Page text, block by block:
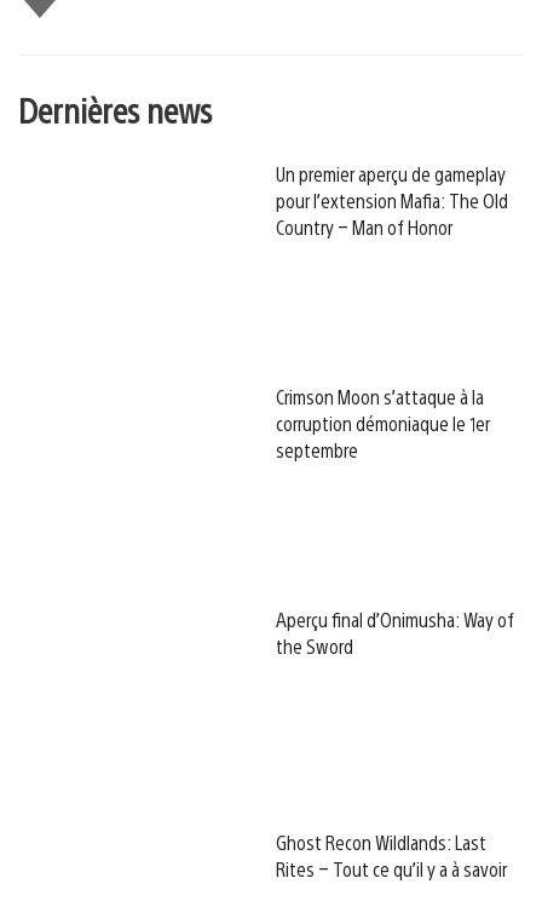
Dernières news
Un premier aperçu de gameplay
pour l’extension Mafia: The Old
Country – Man of Honor
Crimson Moon s’attaque à la
corruption démoniaque le 1er
septembre
Aperçu final d’Onimusha: Way of
the Sword
Ghost Recon Wildlands: Last
Rites – Tout ce qu’il y a à savoir